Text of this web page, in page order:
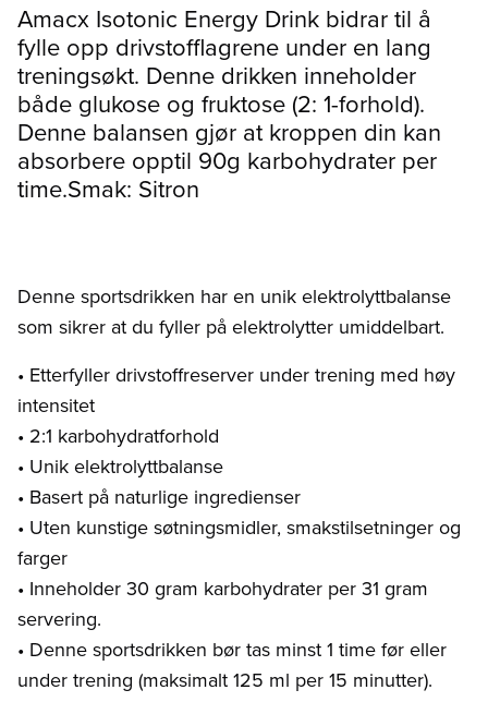
Amacx Isotonic Energy Drink bidrar til å
fylle opp drivstofflagrene under en lang
treningsøkt. Denne drikken inneholder
både glukose og fruktose (2: 1-forhold).
Denne balansen gjør at kroppen din kan
absorbere opptil 90g karbohydrater per
time.Smak: Sitron
Denne sportsdrikken har en unik elektrolyttbalanse
som sikrer at du fyller på elektrolytter umiddelbart.
• Etterfyller drivstoffreserver under trening med høy
intensitet
• 2:1 karbohydratforhold
• Unik elektrolyttbalanse
• Basert på naturlige ingredienser
• Uten kunstige søtningsmidler, smakstilsetninger og
farger
• Inneholder 30 gram karbohydrater per 31 gram
servering.
• Denne sportsdrikken bør tas minst 1 time før eller
under trening (maksimalt 125 ml per 15 minutter).